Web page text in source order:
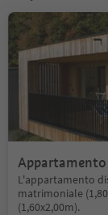
L'appartamento
matrimoniale
(1,60x2,00m).